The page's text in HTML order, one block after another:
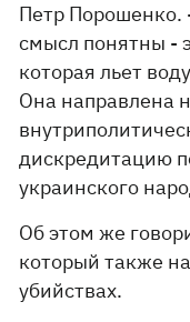
Петр Порошенко.
смысл понятны -
которая льет
Она направлена
дискредитацию
украинского
Об этом же
который также
убийствах.